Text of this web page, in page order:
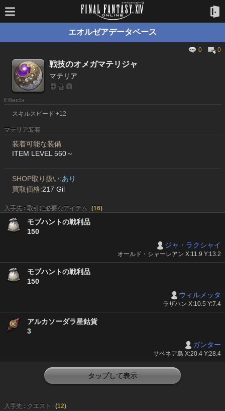
エオルゼアデータベース
0 0
戦技のオメガマテリジャ
マテリア
Effects
スキルスピード +12
マテリア装着
装着可能な装備
ITEM LEVEL 560～
SHOP取り扱い:あり
買取価格:217 Gil
入手先 : 取引に必要なアイテム (16)
モブハントの戦利品
150
ジャ・ラクシャイ
オールド・シャーレアン X:11.9 Y:13.2
モブハントの戦利品
150
ウィルメッタ
ラザハン X:10.5 Y:7.4
アルカソーダラ星鈷貨
3
ガンター
サベネア島 X:20.4 Y:28.4
タップして表示
入手先 : クエスト (12)